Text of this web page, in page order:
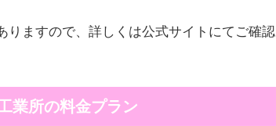
りますので、詳しくは公式サイトにてご確認
業所の料金プラン